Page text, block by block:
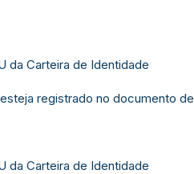
da Carteira de Identidade
registrado no documento de
da Carteira de Identidade